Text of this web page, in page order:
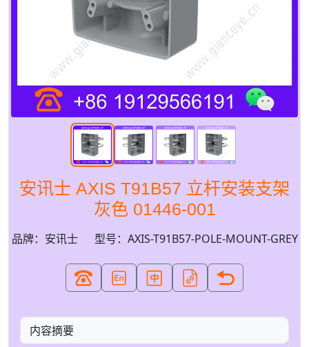
安讯士 AXIS T91B57 立杆安装支架
灰色 01446-001
品牌：安讯士 型号：AXIS-T91B57-POLE-MOUNT-GREY
内容摘要